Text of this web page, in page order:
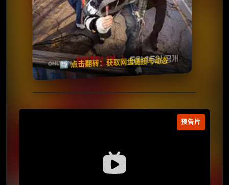
🔄 点击翻转：获取网盘链接与动态
失效请反馈
🧧️
天天领红包
预告片